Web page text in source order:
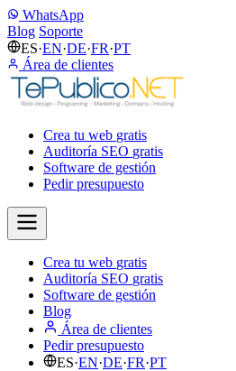
WhatsApp
Blog Soporte
ES·EN·DE·FR·PT
Área de clientes
Crea tu web gratis
Auditoría SEO gratis
Software de gestión
Pedir presupuesto
Crea tu web gratis
Auditoría SEO gratis
Software de gestión
Blog
Área de clientes
Pedir presupuesto
ES·EN·DE·FR·PT